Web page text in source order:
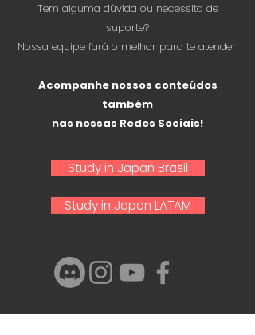
Tem alguma dúvida ou necessita de
suporte?
Nossa equipe fará o melhor para te atender!
Acompanhe nossos conteúdos
também
nas nossas Redes Sociais!
Study in Japan Brasil
Study in Japan LATAM